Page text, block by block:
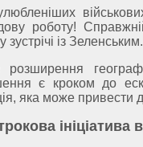
роботу!
із Зеленським.
є кроком до
яка може привести
ініціатива